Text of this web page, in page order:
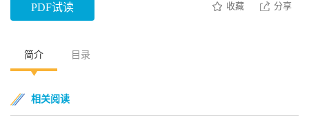
PDF试读 收藏 分享
简介 目录
相关阅读